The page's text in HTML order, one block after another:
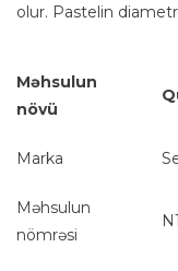
olur. Pastelin
Məhsulun
növü
Marka
Məhsulun
nömrəsi